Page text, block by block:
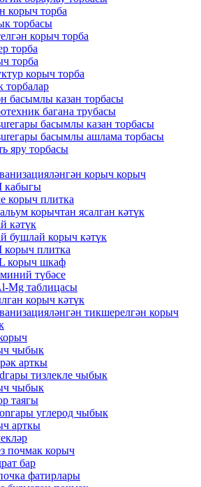
корыч торба
торбасы
корыч торба
торба
торба
корыч торба
торбалар
басымлы казан торбасы
багана трубасы
басымлы казан торбасы
басымлы ашлама торбасы
яру торбасы
корыч корыч
кабыгы
корыч плитка
корычтан ясалган кәтүк
кәтүк
бушлай корыч кәтүк
корыч плитка
корыч шкаф
түбәсе
Mg таблицасы
корыч кәтүк
тикшерелгән корыч
чыбык
арткы
тизлекле чыбык
чыбык
таягы
углерод чыбык
арткы
почмак корыч
бар
фатирлары